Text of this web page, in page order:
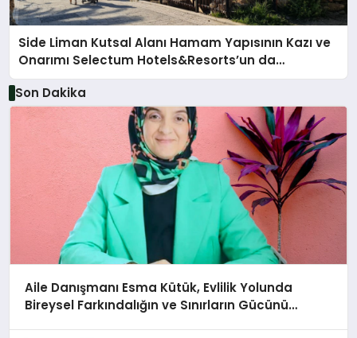
Side Liman Kutsal Alanı Hamam Yapısının Kazı ve
Onarımı Selectum Hotels&Resorts’un da
Katkılarıyla Tamamlandı
Son Dakika
Aile Danışmanı Esma Kütük, Evlilik Yolunda
Bireysel Farkındalığın ve Sınırların Gücünü